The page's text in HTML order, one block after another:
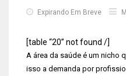
Expirando Em Breve
[table “20” not found /]
A área da saúde é um nicho
isso a demanda por